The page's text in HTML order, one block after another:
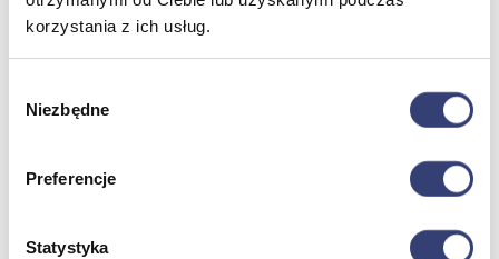
korzystania z ich usług.
zgody
Niezbędne
Preferencje
Statystyka
Spa & Wellness
Wróć
Urządzenia
Zdrowie i uroda